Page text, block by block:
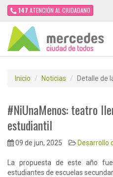
147 ATENCIÓN AL CIUDADANO
Inicio Noticias Detalle de
#NiUnaMenos: teatro
estudiantil
09 de jun, 2025 Desarrollo
La propuesta de este año
estudiantes de escuelas